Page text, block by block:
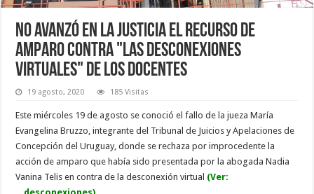
No avanzó en la Justicia el recurso de
amparo contra "las desconexiones
virtuales" de los docentes
19 agosto, 2020 185 Visitas
Este miércoles 19 de agosto se conoció el fallo de la jueza María
Evangelina Bruzzo, integrante del Tribunal de Juicios y Apelaciones de
Concepción del Uruguay, donde se rechaza por improcedente la
acción de amparo que había sido presentada por la abogada Nadia
Vanina Telis en contra de la desconexión virtual (Ver: